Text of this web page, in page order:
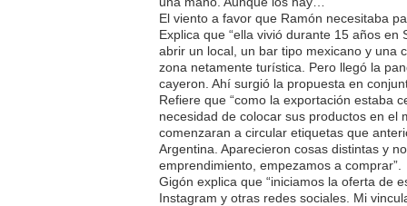
El viento a favor que Ramón necesitaba
Explica que “ella vivió durante 15 años en
abrir un local, un bar tipo mexicano y una
zona netamente turística. Pero llegó la
cayeron. Ahí surgió la propuesta en
Refiere que “como la exportación estaba
necesidad de colocar sus productos en el
comenzaran a circular etiquetas que
Argentina. Aparecieron cosas distintas y
emprendimiento, empezamos a comprar”.
Gigón explica que “iniciamos la oferta de
Instagram y otras redes sociales. Mi